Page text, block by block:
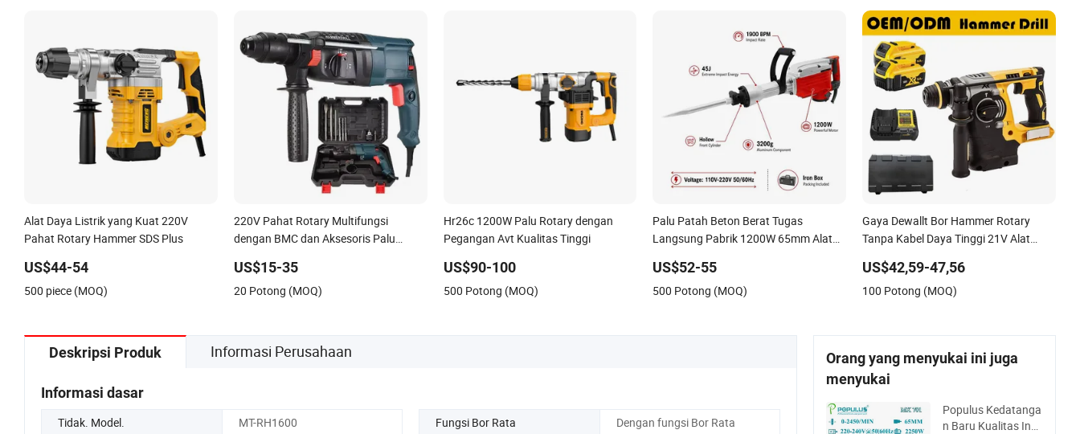
Alat Daya Listrik yang Kuat 220V
Pahat Rotary Hammer SDS Plus
US$44-54
500 piece (MOQ)
220V Pahat Rotary Multifungsi
dengan BMC dan Aksesoris Palu
US$15-35
20 Potong (MOQ)
Hr26c 1200W Palu Rotary dengan
Pegangan Avt Kualitas Tinggi
US$90-100
500 Potong (MOQ)
Palu Patah Beton Berat Tugas
Langsung Pabrik 1200W 65mm Alat
Anti Getaran Palu Rotary
US$52-55
500 Potong (MOQ)
Gaya Dewallt Bor Hammer Rotary
Tanpa Kabel Daya Tinggi 21V Alat
ODM
US$42,59-47,56
100 Potong (MOQ)
Deskripsi Produk Informasi Perusahaan
Informasi dasar
Tidak. Model. MT-RH1600 Fungsi Bor Rata Dengan fungsi Bor Rata
Orang yang menyukai ini juga
menyukai
Populus Kedatanga
n Baru Kualitas Ind